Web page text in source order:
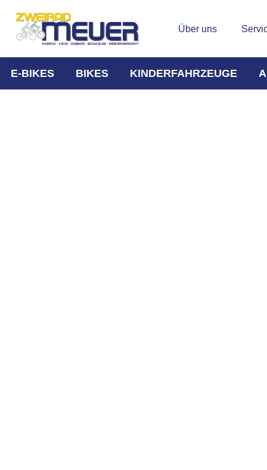
Über uns
E-BIKES BIKES KINDERFAHRZEUGE